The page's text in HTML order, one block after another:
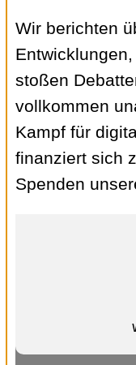
Wir berichten
stoßen
vollkommen
Kampf für
finanziert sich
Spenden